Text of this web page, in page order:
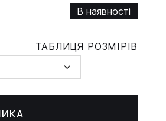
В наявності
ТАБЛИЦЯ РОЗМІРІВ